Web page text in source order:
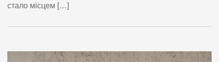
стало місцем […]